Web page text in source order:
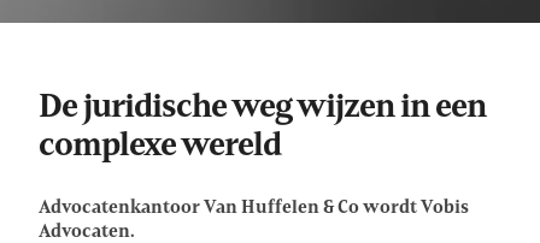
De juridische weg wijzen in een
complexe wereld
Advocatenkantoor Van Huffelen & Co wordt Vobis
Advocaten.